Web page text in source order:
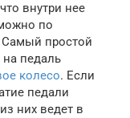
внутри нее
по
Самый простой
педаль
колесо. Если
педали
них ведет в